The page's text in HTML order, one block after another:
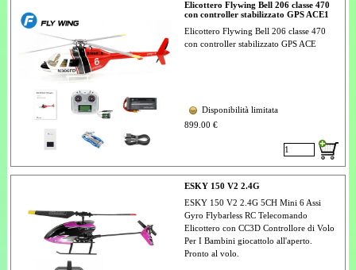
stazionario stabile semplicemente
appoggiando il trasmettitore: fantastico!
Elicottero Flywing Bell 206 classe 470
con controller stabilizzato GPS ACE1
Elicottero Flywing Bell 206 classe 470
con controller stabilizzato GPS ACE
Disponibilità limitata
899.00 €
ESKY 150 V2 2.4G
ESKY 150 V2 2.4G 5CH Mini 6 Assi
Gyro Flybarless RC Telecomando
Elicottero con CC3D Controllore di Volo
Per I Bambini giocattolo all'aperto.
Pronto al volo.